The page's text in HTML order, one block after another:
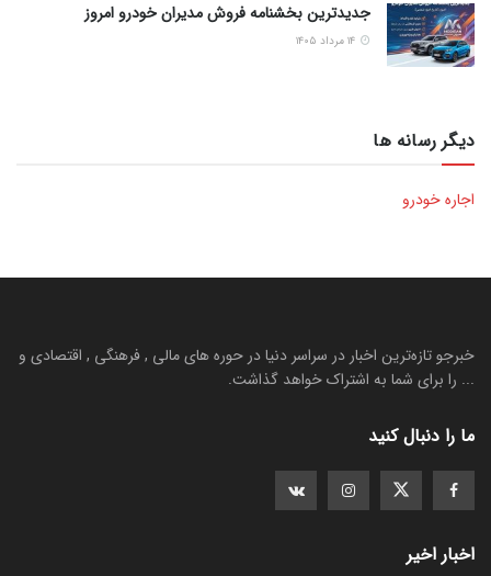
جدیدترین بخشنامه فروش مدیران خودرو امروز
دیگر رسانه ها
اجاره خودرو
خبرجو تازه‌ترین اخبار در سراسر دنیا در حوره های مالی , فرهنگی , اقتصادی و
... را برای شما به اشتراک خواهد گذاشت.
ما را دنبال کنید
اخبار اخیر